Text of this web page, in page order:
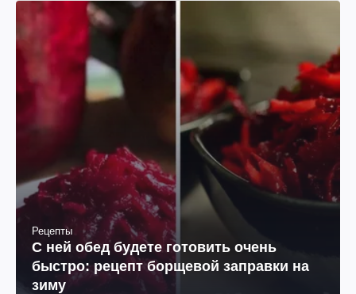
Рецепты
С ней обед будете готовить очень
быстро: рецепт борщевой заправки на
зиму